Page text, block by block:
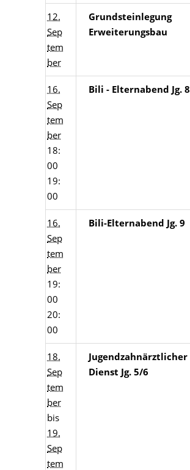
12.
Sep
tem
ber
Grundsteinlegung
Erweiterungsbau
16.
Sep
tem
ber
18:
00
19:
00
Bili - Elternabend Jg. 8
16.
Sep
tem
ber
19:
00
20:
00
Bili-Elternabend Jg. 9
18.
Sep
tem
ber
bis
19.
Sep
tem
Jugendzahnärztlicher
Dienst Jg. 5/6